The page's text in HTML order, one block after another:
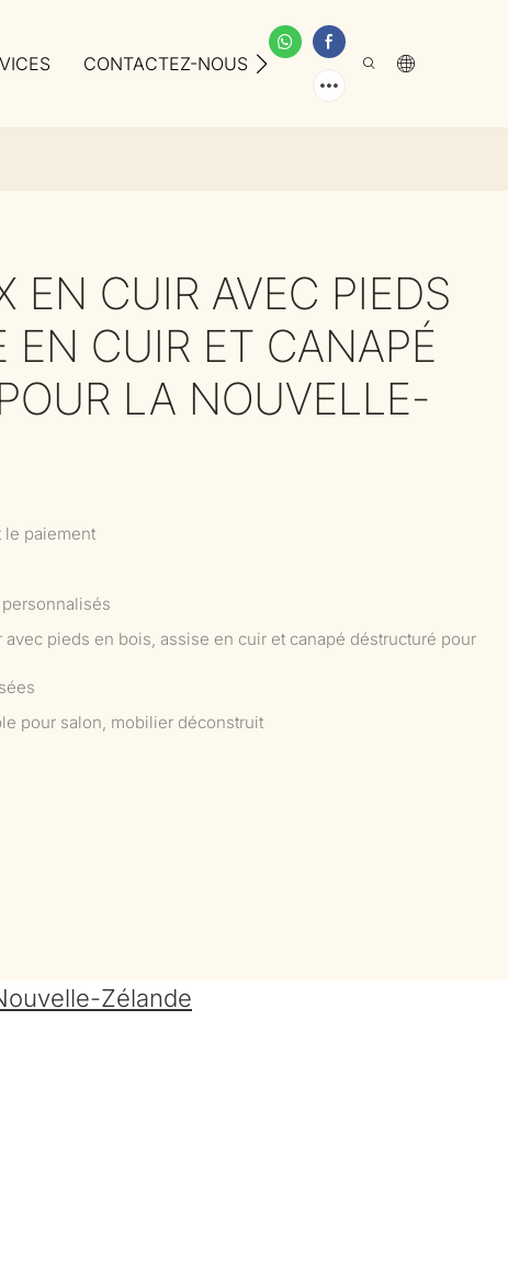
CONTACTEZ-NOUS À PROPOS DE NOUS
EN CUIR AVEC PIEDS
EN CUIR ET CANAPÉ
LA NOUVELLE-
le paiement
avec pieds en bois, assise en cuir et canapé déstructuré pour
pour salon, mobilier déconstruit
Zélande